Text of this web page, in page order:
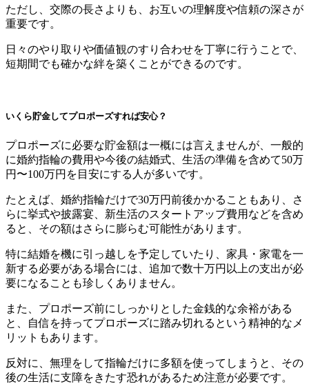
ただし、交際の長さよりも、お互いの理解度や信頼の深さが
重要です。
日々のやり取りや価値観のすり合わせを丁寧に行うことで、
短期間でも確かな絆を築くことができるのです。
いくら貯金してプロポーズすれば安心？
プロポーズに必要な貯金額は一概には言えませんが、一般的
に婚約指輪の費用や今後の結婚式、生活の準備を含めて50万
円〜100万円を目安にする人が多いです。
たとえば、婚約指輪だけで30万円前後かかることもあり、さ
らに挙式や披露宴、新生活のスタートアップ費用などを含め
ると、その額はさらに膨らむ可能性があります。
特に結婚を機に引っ越しを予定していたり、家具・家電を一
新する必要がある場合には、追加で数十万円以上の支出が必
要になることも珍しくありません。
また、プロポーズ前にしっかりとした金銭的な余裕がある
と、自信を持ってプロポーズに踏み切れるという精神的なメ
リットもあります。
反対に、無理をして指輪だけに多額を使ってしまうと、その
後の生活に支障をきたす恐れがあるため注意が必要です。